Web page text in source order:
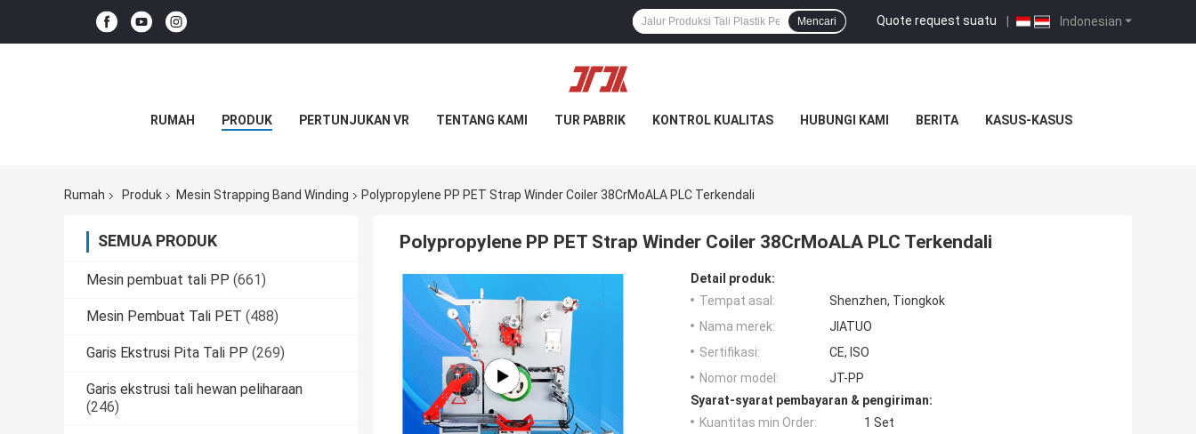
Indonesian
Quote request suatu |
Mencari
RUMAH PRODUK PERTUNJUKAN VR TENTANG KAMI TUR PABRIK KONTROL KUALITAS HUBUNGI KAMI BERITA KASUS-KASUS
Rumah Produk Mesin Strapping Band Winding Polypropylene PP PET Strap Winder Coiler 38CrMoALA PLC Terkendali
SEMUA PRODUK
Mesin pembuat tali PP (661)
Mesin Pembuat Tali PET (488)
Garis Ekstrusi Pita Tali PP (269)
Garis ekstrusi tali hewan peliharaan
(246)
Polypropylene PP PET Strap Winder Coiler 38CrMoALA PLC Terkendali
Detail produk:
Tempat asal:
Shenzhen, Tiongkok
Nama merek:
JIATUO
Sertifikasi:
CE, ISO
Nomor model:
JT-PP
Syarat-syarat pembayaran & pengiriman:
Kuantitas min Order:
1 Set